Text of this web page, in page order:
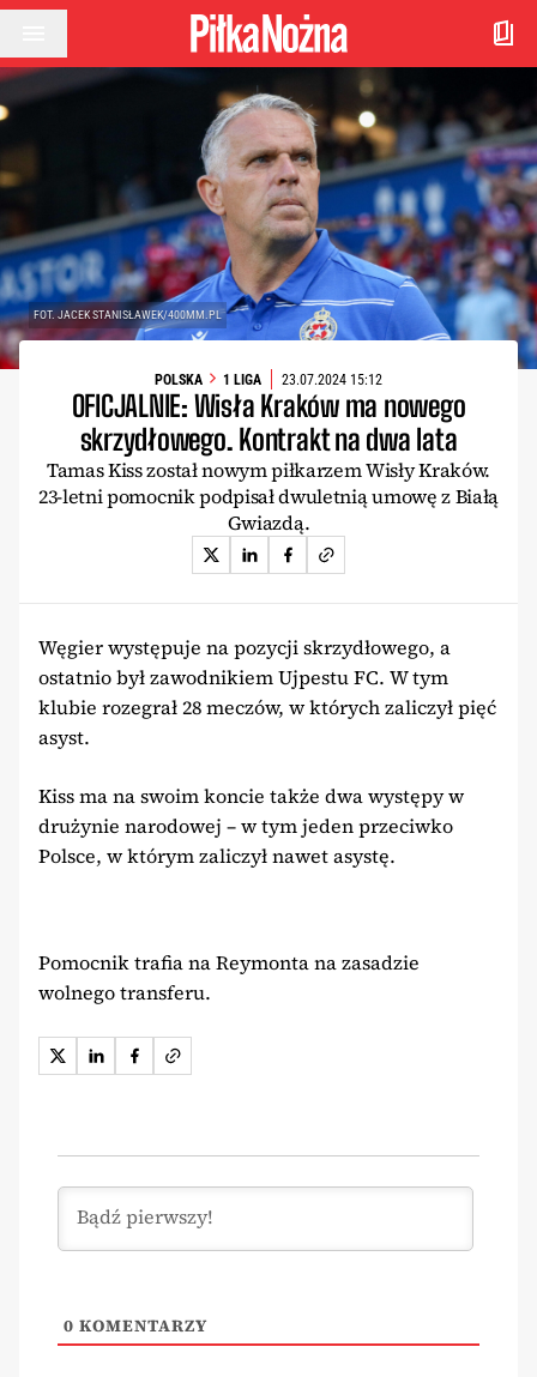
Przejdź do treści
FOT. JACEK STANISŁAWEK/400MM.PL
POLSKA 1 LIGA 23.07.2024 15:12
OFICJALNIE: Wisła Kraków ma nowego
skrzydłowego. Kontrakt na dwa lata
Tamas Kiss został nowym piłkarzem Wisły Kraków.
23-letni pomocnik podpisał dwuletnią umowę z Białą
Gwiazdą.
Węgier występuje na pozycji skrzydłowego, a
ostatnio był zawodnikiem Ujpestu FC. W tym
klubie rozegrał 28 meczów, w których zaliczył pięć
asyst.
Kiss ma na swoim koncie także dwa występy w
drużynie narodowej – w tym jeden przeciwko
Polsce, w którym zaliczył nawet asystę.
Pomocnik trafia na Reymonta na zasadzie
wolnego transferu.
0 KOMENTARZY